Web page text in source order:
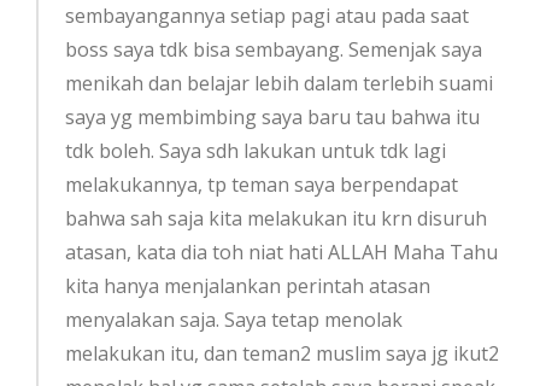
sembayangannya setiap pagi atau pada saat
boss saya tdk bisa sembayang. Semenjak saya
menikah dan belajar lebih dalam terlebih suami
saya yg membimbing saya baru tau bahwa itu
tdk boleh. Saya sdh lakukan untuk tdk lagi
melakukannya, tp teman saya berpendapat
bahwa sah saja kita melakukan itu krn disuruh
atasan, kata dia toh niat hati ALLAH Maha Tahu
kita hanya menjalankan perintah atasan
menyalakan saja. Saya tetap menolak
melakukan itu, dan teman2 muslim saya jg ikut2